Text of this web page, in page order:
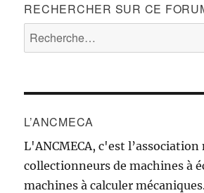
RECHERCHER SUR CE
Recherche
pour :
L’ANCMECA
L'ANCMECA, c'est
collectionneurs de machines à
machines à calculer